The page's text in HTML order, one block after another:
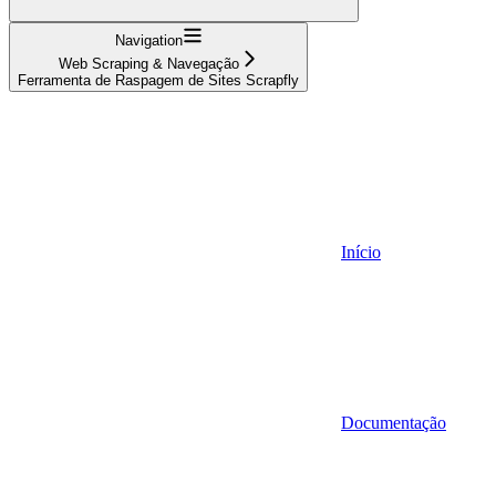
Navigation
Web Scraping & Navegação
Ferramenta de Raspagem de Sites Scrapfly
Início
Documentação